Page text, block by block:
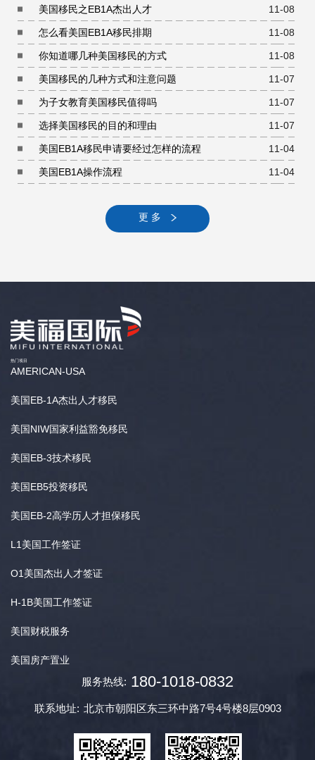
11-08
美国移民之EB1A杰出人才
11-08
怎么看美国EB1A移民排期
11-08
你知道哪几种美国移民的方式
11-07
美国移民的几种方式和注意问题
11-07
为子女教育美国移民值得吗
11-07
选择美国移民的目的和理由
11-04
美国EB1A移民申请要经过怎样的流程
11-04
美国EB1A操作流程
更 多
热门项目
AMERICAN-USA
美国EB-1A杰出人才移民
美国NIW国家利益豁免移民
美国EB-3技术移民
美国EB5投资移民
美国EB-2高学历人才担保移民
L1美国工作签证
O1美国杰出人才签证
H-1B美国工作签证
美国财税服务
美国房产置业
服务热线: 180-1018-0832
联系地址: 北京市朝阳区东三环中路7号4号楼8层0903